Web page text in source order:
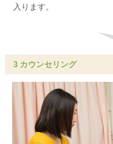
入ります。
3 カウンセリング